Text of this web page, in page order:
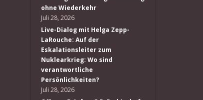
ohne Wiederkehr
Juli 28, 2026
Live-Dialog mit Helga Zepp-
LaRouche: Auf der
Eskalationsleiter zum
Nuklearkrieg: Wo sind
verantwortliche
Persönlichkeiten?
Juli 28, 2026